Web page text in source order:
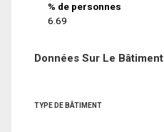
% de personnes
6.69
Données Sur Le Bâtiment
TYPE DE BÂTIMENT